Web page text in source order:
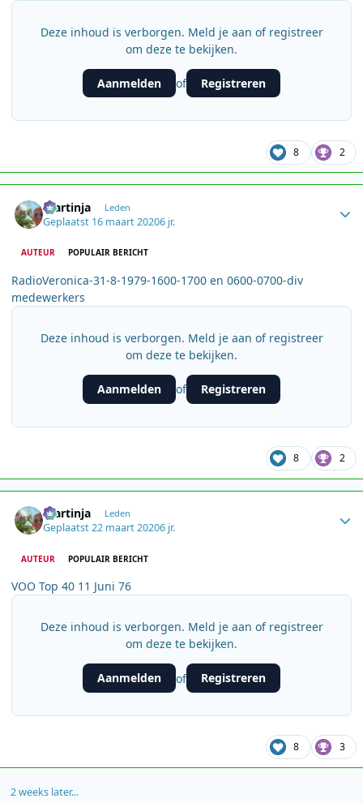
Deze inhoud is verborgen. Meld je aan of registreer
om deze te bekijken.
Aanmelden of Registreren
8 2
martinja Leden
Geplaatst 16 maart 20206 jr.
AUTEUR POPULAIR BERICHT
RadioVeronica-31-8-1979-1600-1700 en 0600-0700-div
medewerkers
Deze inhoud is verborgen. Meld je aan of registreer
om deze te bekijken.
Aanmelden of Registreren
8 2
martinja Leden
Geplaatst22 maart 20206 jr.
AUTEUR POPULAIR BERICHT
VOO Top 40 11 Juni 76
Deze inhoud is verborgen. Meld je aan of registreer
om deze te bekijken.
Aanmelden of Registreren
8 3
2 weeks later...